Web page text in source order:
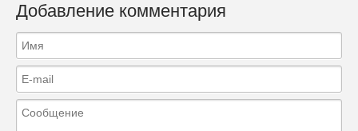
Добавление комментария